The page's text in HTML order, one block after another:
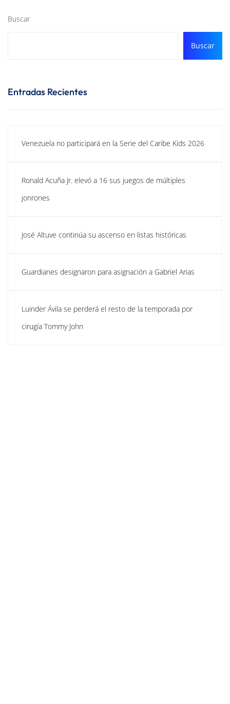
Buscar
Buscar
Entradas Recientes
Venezuela no participará en la Serie del Caribe Kids 2026
Ronald Acuña Jr. elevó a 16 sus juegos de múltiples
jonrones
José Altuve continúa su ascenso en listas históricas
Guardianes designaron para asignación a Gabriel Arias
Luinder Ávila se perderá el resto de la temporada por
cirugía Tommy John